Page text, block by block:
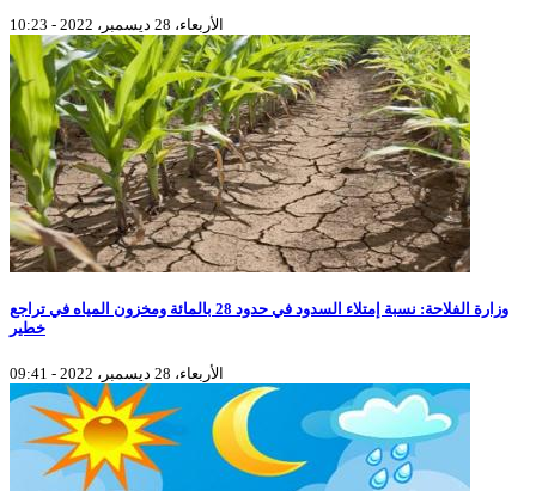
الأربعاء، 28 ديسمبر، 2022 - 10:23
وزارة الفلاحة: نسبة إمتلاء السدود في حدود 28 بالمائة ومخزون المياه في تراجع
خطير
الأربعاء، 28 ديسمبر، 2022 - 09:41